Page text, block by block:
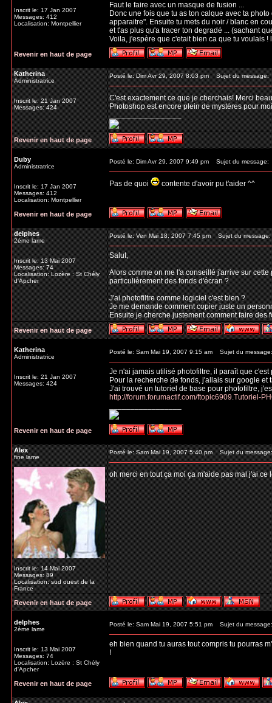
Inscrit le: 17 Jan 2007
Messages: 412
Localisation: Montpellier
Faut le faire avec un masque de fusion ...
Donc une fois que tu as ton calque avec ta
apparaitre". Ensuite tu mets du noir / blanc en
et t'as plus qu'a tracer ton degradé ... (sachant
Voila, j'espère que c'etait bien ca que tu voulais !
Revenir en haut de page
Katherina
Administratrice
Inscrit le: 21 Jan 2007
Messages: 424
Posté le: Dim Avr 29, 2007 8:03 pm Sujet du message:
C'est exactement ce que je cherchais! Merci
Photoshop est encore plein de mystères pour
_________________
Revenir en haut de page
Duby
Administratrice
Inscrit le: 17 Jan 2007
Messages: 412
Localisation: Montpellier
Posté le: Dim Avr 29, 2007 9:49 pm Sujet du message:
Pas de quoi contente d'avoir pu t'aider ^^
Revenir en haut de page
delphes
2ème lame
Inscrit le: 13 Mai 2007
Messages: 74
Localisation: Lozère : St Chély
d'Apcher
Posté le: Ven Mai 18, 2007 7:45 pm Sujet du message:
Salut,
Alors comme on me l'a conseillé j'arrive sur
particulièrement des fonds d'écran ?
J'ai photofiltre comme logiciel c'est bien ?
Je me demande comment copier juste un
Ensuite je cherche justement comment faire des
Revenir en haut de page
Katherina
Administratrice
Inscrit le: 21 Jan 2007
Messages: 424
Posté le: Sam Mai 19, 2007 9:15 am Sujet du message:
Je n'ai jamais utilisé photofiltre, il paraît que
Pour la recherche de fonds, j'allais sur google
J'ai trouvé un tutoriel de base pour photofiltre,
http://forum.forumactif.com/ftopic6909.Tutoriel-
Revenir en haut de page
Alex
fine lame
Inscrit le: 14 Mai 2007
Messages: 89
Localisation: sud ouest de la
France
Posté le: Sam Mai 19, 2007 5:40 pm Sujet du message:
oh merci en tout ça moi ça m'aide pas mal j'ai
Revenir en haut de page
delphes
2ème lame
Inscrit le: 13 Mai 2007
Messages: 74
Localisation: Lozère : St Chély
d'Apcher
Posté le: Sam Mai 19, 2007 5:51 pm Sujet du message:
eh bien quand tu auras tout compris tu pourras
!
Revenir en haut de page